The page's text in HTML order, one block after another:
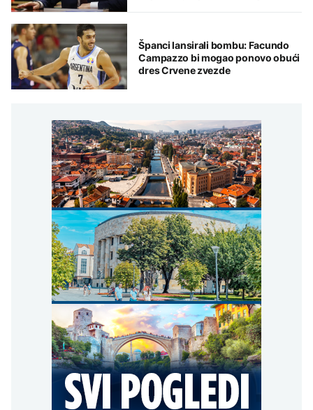
Španci lansirali bombu: Facundo
Campazzo bi mogao ponovo obući
dres Crvene zvezde